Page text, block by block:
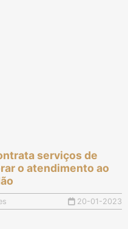
serviços de
o atendimento ao
20-01-2023